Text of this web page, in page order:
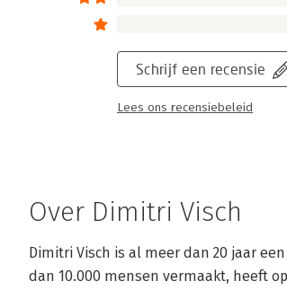
Schrijf een recensie
Lees ons recensiebeleid
Over Dimitri Visch
Dimitri Visch is al meer dan 20 jaar
dan 10.000 mensen vermaakt, heeft